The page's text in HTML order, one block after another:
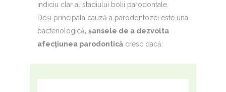
indiciu clar al stadiului bolii parodontale.
Deși principala cauză a parodontozei este una
bacteriologică, șansele de a dezvolta
afecțiunea parodontică cresc dacă: